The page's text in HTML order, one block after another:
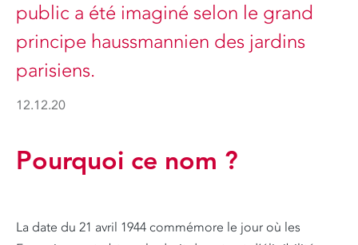
public a été imaginé selon le grand
principe haussmannien des jardins
parisiens.
12.12.20
Pourquoi ce nom ?
La date du 21 avril 1944 commémore le jour où les